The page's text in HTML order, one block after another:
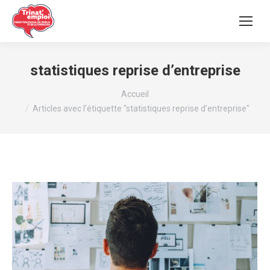
statistiques reprise d’entreprise
Accueil
Articles avec l’étiquette "statistiques reprise d’entreprise"